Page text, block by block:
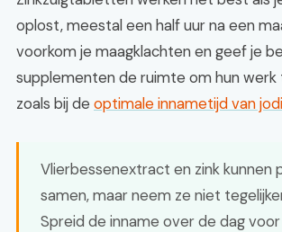
oplost, meestal een half uur na een
voorkom je maagklachten en geef je
supplementen de ruimte om hun werk
zoals bij de optimale innametijd van
Vlierbessenextract en zink kunnen
samen, maar neem ze niet
Spreid de inname over de dag